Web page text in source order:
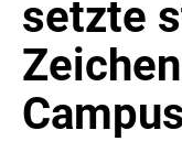
BARFLY'S CLUB
SPORTS MEDIA AUSTRIA
CULINARIUS
RECYCLEMICH-INITIATIVE
setzte
Campus